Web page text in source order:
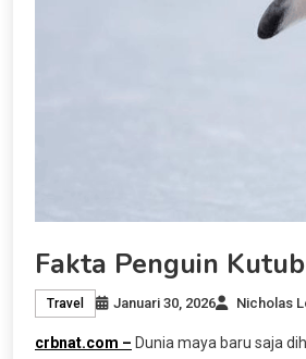
Fakta Penguin
Travel Januari 30, 2026 Nicholas
crbnat.com – Dunia maya baru saja